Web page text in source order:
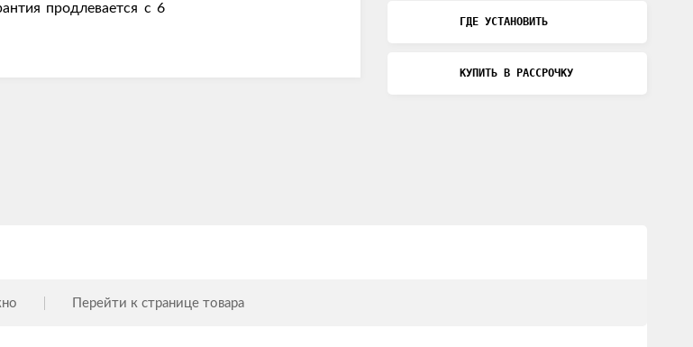
продлевается с 6
ГДЕ УСТАНОВИТЬ
КУПИТЬ В РАССРОЧКУ
Перейти к странице товара